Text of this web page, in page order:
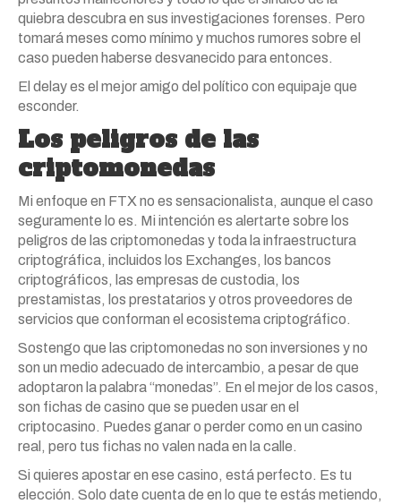
quiebra descubra en sus investigaciones forenses. Pero
tomará meses como mínimo y muchos rumores sobre el
caso pueden haberse desvanecido para entonces.
El delay es el mejor amigo del político con equipaje que
esconder.
Los peligros de las
criptomonedas
Mi enfoque en FTX no es sensacionalista, aunque el caso
seguramente lo es. Mi intención es alertarte sobre los
peligros de las criptomonedas y toda la infraestructura
criptográfica, incluidos los Exchanges, los bancos
criptográficos, las empresas de custodia, los
prestamistas, los prestatarios y otros proveedores de
servicios que conforman el ecosistema criptográfico.
Sostengo que las criptomonedas no son inversiones y no
son un medio adecuado de intercambio, a pesar de que
adoptaron la palabra “monedas”. En el mejor de los casos,
son fichas de casino que se pueden usar en el
criptocasino. Puedes ganar o perder como en un casino
real, pero tus fichas no valen nada en la calle.
Si quieres apostar en ese casino, está perfecto. Es tu
elección. Solo date cuenta de en lo que te estás metiendo,